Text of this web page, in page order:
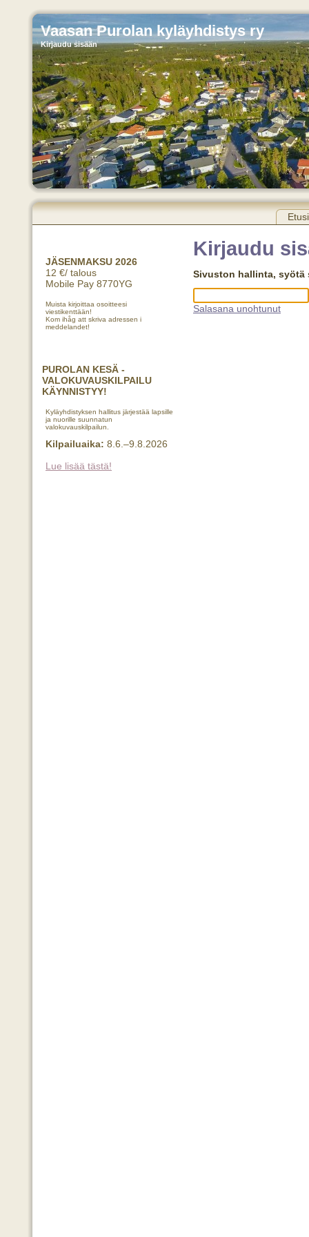
Vaasan Purolan kyläyhdistys ry
Kirjaudu sisään
JÄSENMAKSU 2026
12 €/ talous
Mobile Pay 8770YG
Muista kirjoittaa osoitteesi
viestikenttään!
Kom ihåg att skriva adressen i
meddelandet!
PUROLAN KESÄ -
VALOKUVAUSKILPAILU
KÄYNNISTYY!
Kyläyhdistyksen hallitus järjestää lapsille
ja nuorille suunnatun
valokuvauskilpailun.
Kilpailuaika: 8.6.–9.8.2026
Lue lisää tästä!
Kirjaudu
Sivuston hallinta, syötä
Salasana unohtunut